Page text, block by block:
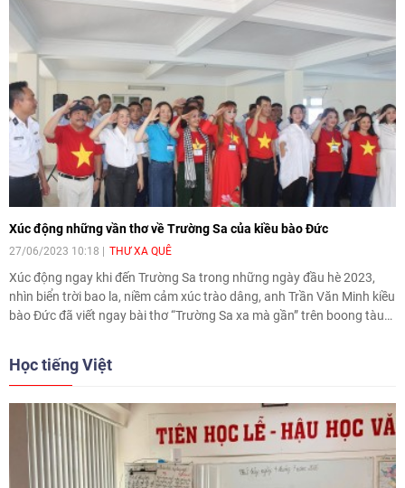
Xúc động những vần thơ về Trường Sa của kiều bào Đức
27/06/2023 10:18 THƯ XA QUÊ
Xúc động ngay khi đến Trường Sa trong những ngày đầu hè 2023,
nhìn biển trời bao la, niềm cảm xúc trào dâng, anh Trần Văn Minh kiều
bào Đức đã viết ngay bài thơ “Trường Sa xa mà gần” trên boong tàu
Học tiếng Việt